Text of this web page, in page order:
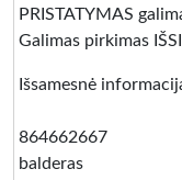
PRISTATYMAS
Galimas pirkimas
Išsamesnė
864662667
balderas